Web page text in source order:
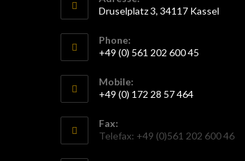
Druselplatz 3, 34117 Kassel
Phone:
+49 (0) 561 202 600 45
Mobile:
+49 (0) 172 28 57 464
Fax:
Telefax: +49 (0)561 202 600 46